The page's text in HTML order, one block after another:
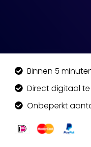
Binnen 5
Direct digitaal
Onbeperkt